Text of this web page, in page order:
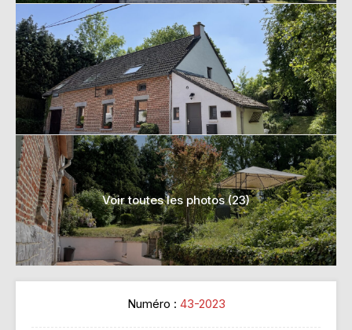
Voir toutes les photos (23)
Numéro : 43-2023